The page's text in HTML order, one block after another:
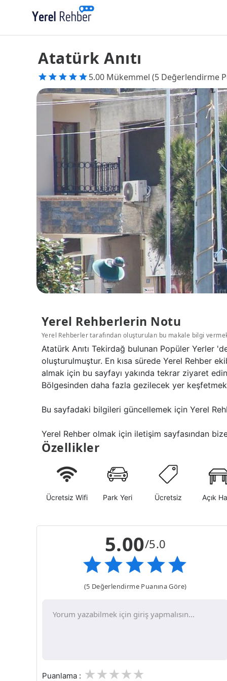
Atatürk Anıtı
5.00 Mükemmel (5 Değerlendirme
Yerel Rehberlerin Notu
Yerel Rehberler tarafından oluşturulan bu makale bilgi
Atatürk Anıtı Tekirdağ bulunan Popüler Yerler
oluşturulmuştur. En kısa sürede Yerel Rehber
almak için bu sayfayı yakında tekrar ziyaret
Bölgesinden daha fazla gezilecek yer
Bu sayfadaki bilgileri güncellemek için Yerel
Yerel Rehber olmak için iletişim sayfasından
Özellikler
Ücretsiz Wifi Park Yeri Ücretsiz Açık
5.00/5.0
(5 Değerlendirme Puanına Göre)
Puanlama : 3
2
1